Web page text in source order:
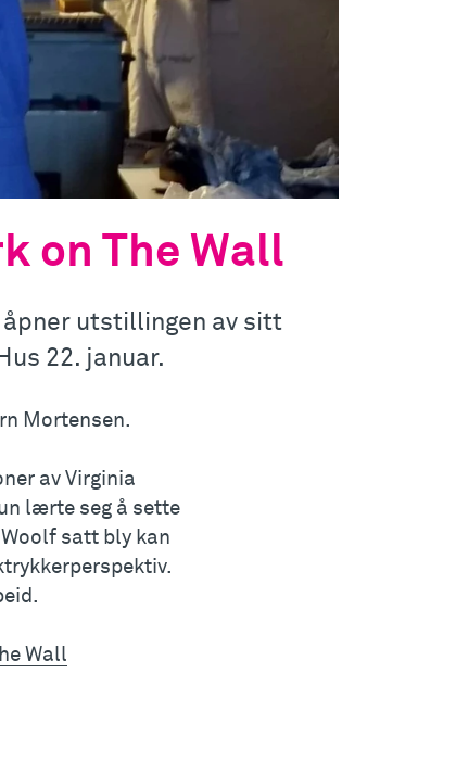
on The Wall
åpner utstillingen av sitt
22. januar.
Mortensen.
av Virginia
lærte seg å sette
satt bly kan
Wall